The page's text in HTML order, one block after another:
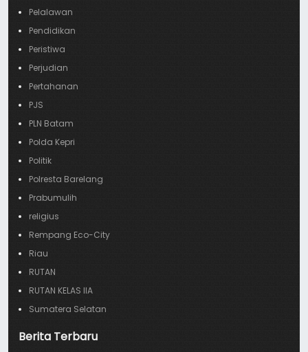
Pelalawan
Pendidikan
Peristiwa
Perjudian
Pertahanan
PJS
PLN Batam
Polda Kepri
Politik
Polresta Barelang
Prabumulih
religius
Rempang Eco-City
Riau
RUTAN
RUTAN KELAS IIA
Sumatera Selatan
Berita Terbaru